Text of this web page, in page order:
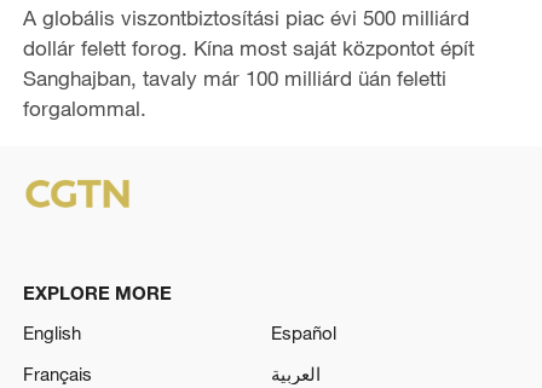
a
y
i
e
o
A globális viszontbiztosítási piac évi 500 milliárd
dollár felett forog. Kína most saját központot épít
Sanghajban, tavaly már 100 milliárd üán feletti
forgalommal.
EXPLORE MORE
English
Español
Français
العربية